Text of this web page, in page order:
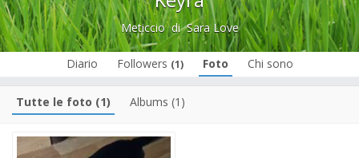
MeticciodiSara Love
Diario Followers (1) Foto Chi sono
Tutte le foto (1) Albums (1)